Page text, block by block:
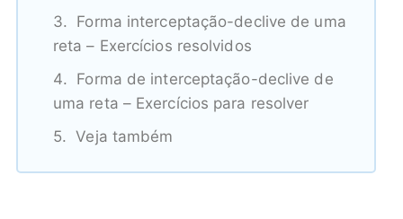
Forma interceptação-declive de uma
reta – Exercícios resolvidos
Forma de interceptação-declive de
uma reta – Exercícios para resolver
Veja também